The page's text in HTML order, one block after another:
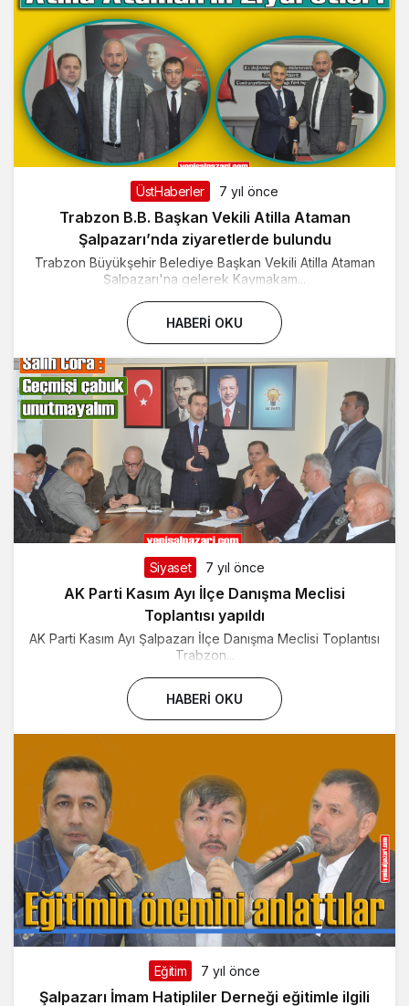
ÜstHaberler 7 yıl önce
Trabzon B.B. Başkan Vekili Atilla Ataman
Şalpazarı’nda ziyaretlerde bulundu
Trabzon Büyükşehir Belediye Başkan Vekili Atilla Ataman
Şalpazarı'na gelerek Kaymakam...
HABERI OKU
Siyaset 7 yıl önce
AK Parti Kasım Ayı İlçe Danışma Meclisi
Toplantısı yapıldı
AK Parti Kasım Ayı Şalpazarı İlçe Danışma Meclisi Toplantısı
Trabzon...
HABERI OKU
Eğitim 7 yıl önce
Şalpazarı İmam Hatipliler Derneği eğitimle ilgili